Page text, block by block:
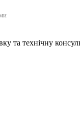
та технічну